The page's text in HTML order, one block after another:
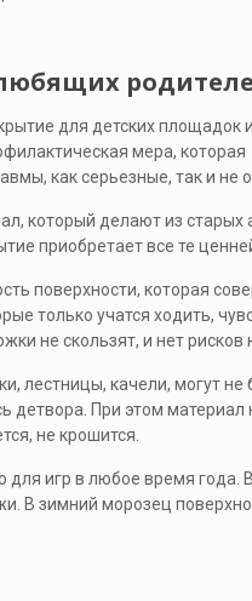
для детских площадок
мера, которая
как серьезные, так и не
который делают из
приобретает все те
поверхности, которая
только учатся ходить,
не скользят, и нет рисков
лестницы, качели, могут
детвора. При этом материал
не крошится.
для игр в любое время
В зимний морозец